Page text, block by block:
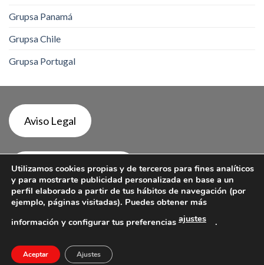
Grupsa Panamá
Grupsa Chile
Grupsa Portugal
Aviso Legal
Política de Privacidad
Copyright 2026 © Grupsa Door Systems Argentina
Utilizamos cookies propias y de terceros para fines analíticos
y para mostrarte publicidad personalizada en base a un
perfil elaborado a partir de tus hábitos de navegación (por
ejemplo, páginas visitadas). Puedes obtener más
información y configurar tus preferencias ajustes .
Aceptar Ajustes